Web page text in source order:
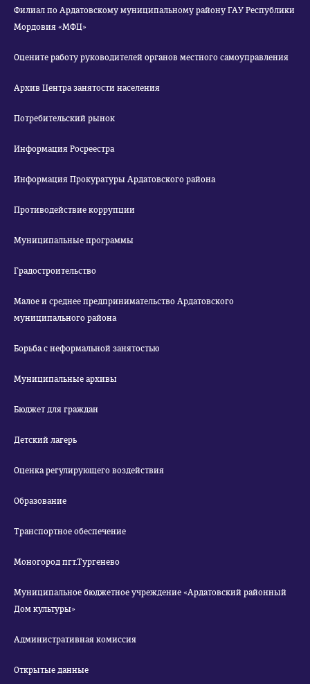
Филиал по Ардатовскому муниципальному району ГАУ Республики
Мордовия «МФЦ»
Оцените работу руководителей органов местного самоуправления
Архив Центра занятости населения
Потребительский рынок
Информация Росреестра
Информация Прокуратуры Ардатовского района
Противодействие коррупции
Муниципальные программы
Градостроительство
Малое и среднее предпринимательство Ардатовского
муниципального района
Борьба с неформальной занятостью
Муниципальные архивы
Бюджет для граждан
Детский лагерь
Оценка регулирующего воздействия
Образование
Транспортное обеспечение
Моногород пгт.Тургенево
Муниципальное бюджетное учреждение «Ардатовский районный
Дом культуры»
Административная комиссия
Открытые данные